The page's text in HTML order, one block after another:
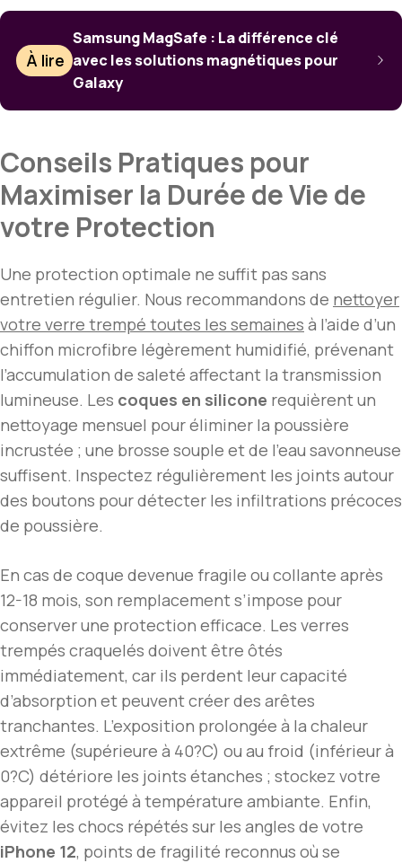
À lire
Samsung MagSafe : La différence clé
avec les solutions magnétiques pour
Galaxy
Conseils Pratiques pour
Maximiser la Durée de Vie de
votre Protection
Une protection optimale ne suffit pas sans
entretien régulier. Nous recommandons de nettoyer
votre verre trempé toutes les semaines à l’aide d’un
chiffon microfibre légèrement humidifié, prévenant
l’accumulation de saleté affectant la transmission
lumineuse. Les coques en silicone requièrent un
nettoyage mensuel pour éliminer la poussière
incrustée ; une brosse souple et de l’eau savonneuse
suffisent. Inspectez régulièrement les joints autour
des boutons pour détecter les infiltrations précoces
de poussière.
En cas de coque devenue fragile ou collante après
12-18 mois, son remplacement s’impose pour
conserver une protection efficace. Les verres
trempés craquelés doivent être ôtés
immédiatement, car ils perdent leur capacité
d’absorption et peuvent créer des arêtes
tranchantes. L’exposition prolongée à la chaleur
extrême (supérieure à 40?C) ou au froid (inférieur à
0?C) détériore les joints étanches ; stockez votre
appareil protégé à température ambiante. Enfin,
évitez les chocs répétés sur les angles de votre
iPhone 12, points de fragilité reconnus où se